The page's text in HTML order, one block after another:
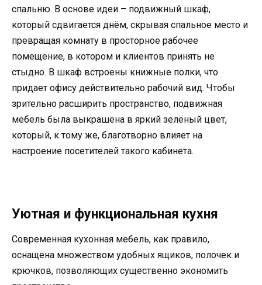
спальню. В основе идеи – подвижный шкаф,
который сдвигается днём, скрывая спальное место и
превращая комнату в просторное рабочее
помещение, в котором и клиентов принять не
стыдно. В шкаф встроены книжные полки, что
придает офису действительно рабочий вид. Чтобы
зрительно расширить пространство, подвижная
мебель была выкрашена в яркий зелёный цвет,
который, к тому же, благотворно влияет на
настроение посетителей такого кабинета.
Уютная и функциональная кухня
Современная кухонная мебель, как правило,
оснащена множеством удобных ящиков, полочек и
крючков, позволяющих существенно экономить